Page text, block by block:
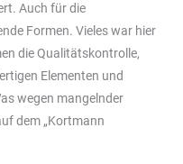
Auch für die
Formen. Vieles war hier
die Qualitätskontrolle,
Elementen und
wegen mangelnder
dem „Kortmann